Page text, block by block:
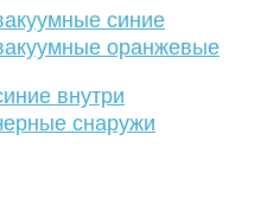
синие
оранжевые
внутри
снаружи